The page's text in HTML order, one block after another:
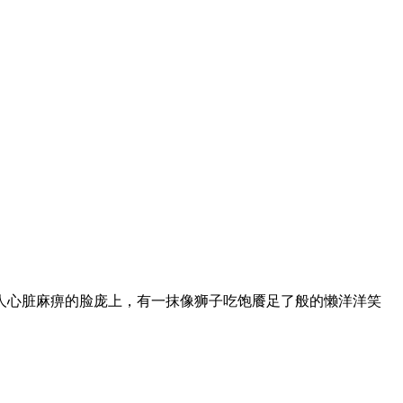
麻痹的脸庞上，有一抹像狮子吃饱餍足了般的懒洋洋笑